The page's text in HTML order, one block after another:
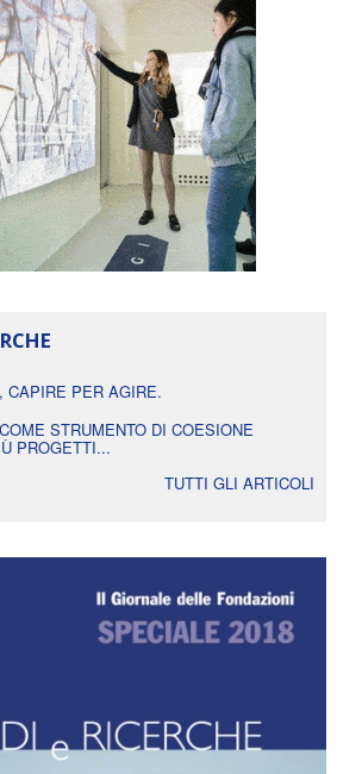
CAPIRE PER AGIRE.
STRUMENTO DI COESIONE
PROGETTI...
TUTTI GLI ARTICOLI